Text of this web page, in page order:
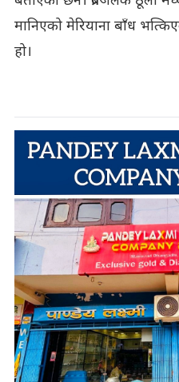
मानिएको मेरियाना बाँध
हो।